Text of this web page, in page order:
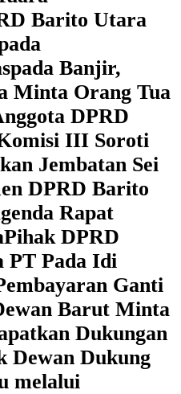
Barito Utara
Banjir,
Minta Orang Tua
DPRD
III Soroti
Jembatan Sei
DPRD Barito
Rapat
Pihak DPRD
Pada Idi
Ganti
Barut Minta
Dukungan
Dewan Dukung
melalui